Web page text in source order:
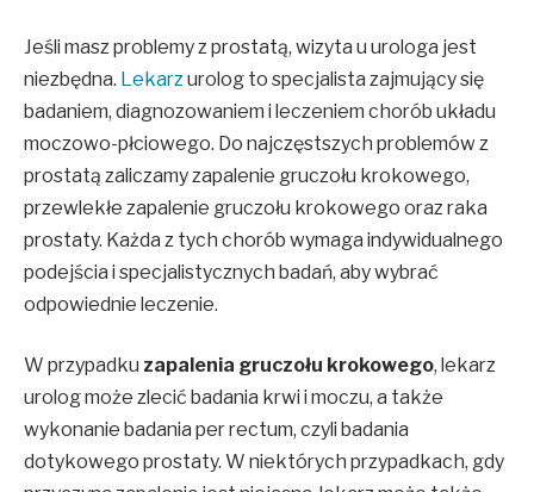
Jeśli masz problemy z prostatą, wizyta u urologa jest
niezbędna. Lekarz urolog to specjalista zajmujący się
badaniem, diagnozowaniem i leczeniem chorób układu
moczowo-płciowego. Do najczęstszych problemów z
prostatą zaliczamy zapalenie gruczołu krokowego,
przewlekłe zapalenie gruczołu krokowego oraz raka
prostaty. Każda z tych chorób wymaga indywidualnego
podejścia i specjalistycznych badań, aby wybrać
odpowiednie leczenie.
W przypadku zapalenia gruczołu krokowego, lekarz
urolog może zlecić badania krwi i moczu, a także
wykonanie badania per rectum, czyli badania
dotykowego prostaty. W niektórych przypadkach, gdy